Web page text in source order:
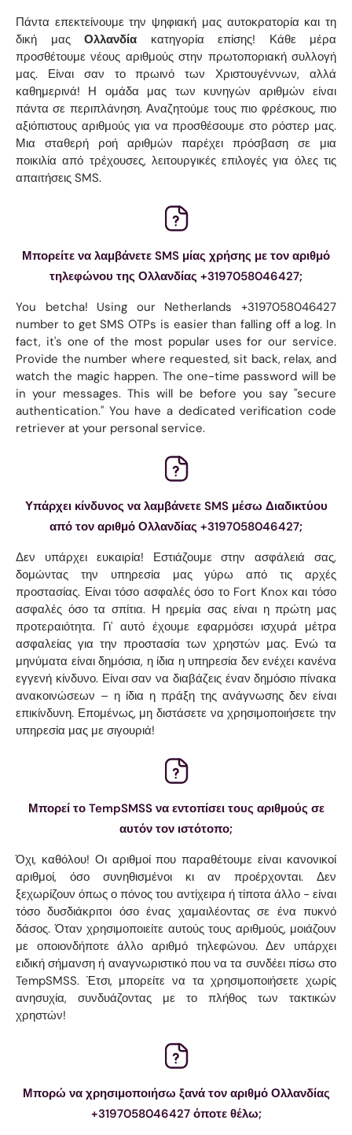
Πάντα επεκτείνουμε την ψηφιακή μας αυτοκρατορία και τη
δική μας Ολλανδία κατηγορία επίσης! Κάθε μέρα
προσθέτουμε νέους αριθμούς στην πρωτοποριακή συλλογή
μας. Είναι σαν το πρωινό των Χριστουγέννων, αλλά
καθημερινά! Η ομάδα μας των κυνηγών αριθμών είναι
πάντα σε περιπλάνηση. Αναζητούμε τους πιο φρέσκους, πιο
αξιόπιστους αριθμούς για να προσθέσουμε στο ρόστερ μας.
Μια σταθερή ροή αριθμών παρέχει πρόσβαση σε μια
ποικιλία από τρέχουσες, λειτουργικές επιλογές για όλες τις
απαιτήσεις SMS.
Μπορείτε να λαμβάνετε SMS μίας χρήσης με τον αριθμό
τηλεφώνου της Ολλανδίας +3197058046427;
You betcha! Using our Netherlands +3197058046427
number to get SMS OTPs is easier than falling off a log. In
fact, it's one of the most popular uses for our service.
Provide the number where requested, sit back, relax, and
watch the magic happen. The one-time password will be
in your messages. This will be before you say "secure
authentication." You have a dedicated verification code
retriever at your personal service.
Υπάρχει κίνδυνος να λαμβάνετε SMS μέσω Διαδικτύου
από τον αριθμό Ολλανδίας +3197058046427;
Δεν υπάρχει ευκαιρία! Εστιάζουμε στην ασφάλειά σας,
δομώντας την υπηρεσία μας γύρω από τις αρχές
προστασίας. Είναι τόσο ασφαλές όσο το Fort Knox και τόσο
ασφαλές όσο τα σπίτια. Η ηρεμία σας είναι η πρώτη μας
προτεραιότητα. Γι' αυτό έχουμε εφαρμόσει ισχυρά μέτρα
ασφαλείας για την προστασία των χρηστών μας. Ενώ τα
μηνύματα είναι δημόσια, η ίδια η υπηρεσία δεν ενέχει κανένα
εγγενή κίνδυνο. Είναι σαν να διαβάζεις έναν δημόσιο πίνακα
ανακοινώσεων – η ίδια η πράξη της ανάγνωσης δεν είναι
επικίνδυνη. Επομένως, μη διστάσετε να χρησιμοποιήσετε την
υπηρεσία μας με σιγουριά!
Μπορεί το TempSMSS να εντοπίσει τους αριθμούς σε
αυτόν τον ιστότοπο;
Όχι, καθόλου! Οι αριθμοί που παραθέτουμε είναι κανονικοί
αριθμοί, όσο συνηθισμένοι κι αν προέρχονται. Δεν
ξεχωρίζουν όπως ο πόνος του αντίχειρα ή τίποτα άλλο - είναι
τόσο δυσδιάκριτοι όσο ένας χαμαιλέοντας σε ένα πυκνό
δάσος. Όταν χρησιμοποιείτε αυτούς τους αριθμούς, μοιάζουν
με οποιονδήποτε άλλο αριθμό τηλεφώνου. Δεν υπάρχει
ειδική σήμανση ή αναγνωριστικό που να τα συνδέει πίσω στο
TempSMSS. Έτσι, μπορείτε να τα χρησιμοποιήσετε χωρίς
ανησυχία, συνδυάζοντας με το πλήθος των τακτικών
χρηστών!
Μπορώ να χρησιμοποιήσω ξανά τον αριθμό Ολλανδίας
+3197058046427 όποτε θέλω;